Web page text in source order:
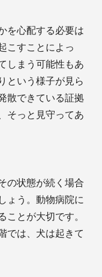
を心配する必要は
こすことによっ
しまう可能性もあ
という様子が見ら
散できている証拠
そっと見守ってあ
の状態が続く場合
ょう。動物病院に
とが大切です。
では、犬は起きて